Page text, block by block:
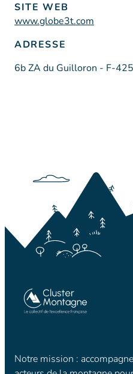
SITE WEB
www.globe3t.com
ADRESSE
6b ZA du Guilloron - F-
Notre mission :